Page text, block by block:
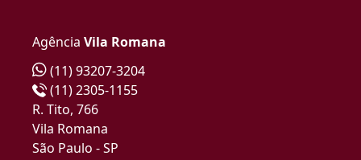
Agência Vila Romana
(11) 93207-3204
(11) 2305-1155
R. Tito, 766
Vila Romana
São Paulo - SP